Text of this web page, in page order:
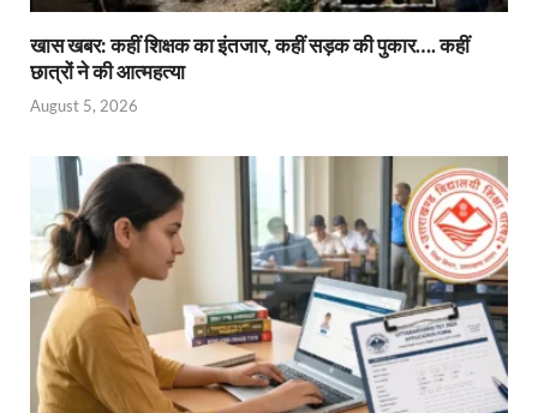
खास खबर: कहीं शिक्षक का इंतजार, कहीं सड़क की पुकार…. कहीं
छात्रों ने की आत्महत्या
August 5, 2026